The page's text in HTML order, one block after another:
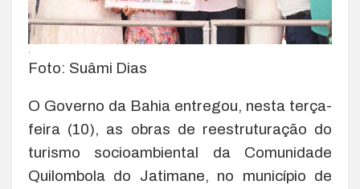
Foto: Suâmi Dias
O Governo da Bahia entregou, nesta terça-
feira (10), as obras de reestruturação do
turismo socioambiental da Comunidade
Quilombola do Jatimane, no município de